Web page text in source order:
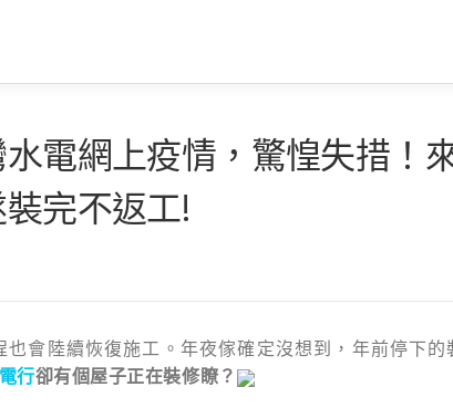
電網上疫情，驚惶失措！
完不返工!
會陸續恢復施工。年夜傢確定沒想到，年前停下的
行卻有個屋子正在裝修瞭？